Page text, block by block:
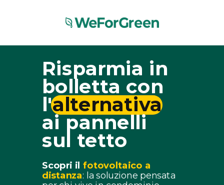
Risparmia in
bolletta con
l'alternativa
ai pannelli
sul tetto
Scopri il fotovoltaico a
distanza: la soluzione pensata